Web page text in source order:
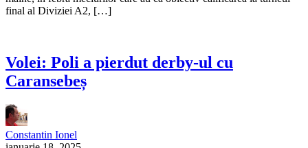
final al Diviziei A2, […]
Volei: Poli a pierdut derby-ul cu
Caransebeș
Constantin Ionel